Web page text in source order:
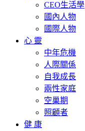
CEO生活學
國內人物
國際人物
心 靈
中年危機
人際關係
自我成長
兩性家庭
空巢期
照顧者
健 康